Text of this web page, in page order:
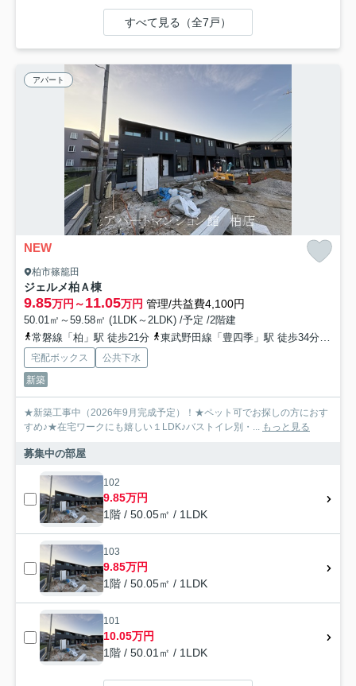
すべて見る（全7戸）
アパート
NEW
柏市篠籠田
ジェルメ柏Ａ棟
9.85万円～11.05万円 管理/共益費4,100円
50.01㎡～59.58㎡ (1LDK～2LDK) /予定 /2階建
常磐線「柏」駅 徒歩21分
東武野田線「豊四季」駅 徒歩34分
宅配ボックス
公共下水
新築
★新築工事中（2026年9月完成予定）！★ペット可でお探しの方におす
すめ♪★在宅ワークにも嬉しい１LDK♪バストイレ別・... もっと見る
募集中の部屋
102
9.85万円
1階 / 50.05㎡ / 1LDK
103
9.85万円
1階 / 50.05㎡ / 1LDK
101
10.05万円
1階 / 50.01㎡ / 1LDK